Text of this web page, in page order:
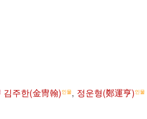
김주한(金冑翰)인물, 정운형(鄭運亨)인물